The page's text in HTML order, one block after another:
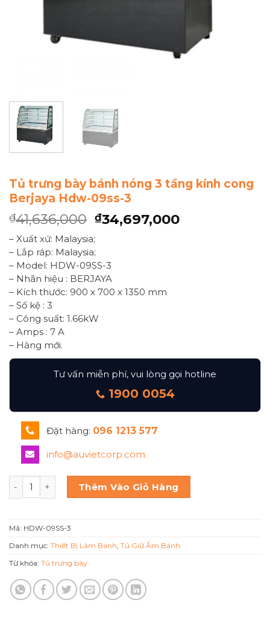
Tủ trưng bày bánh nóng 3 tầng kính cong
Berjaya Hdw-09ss-3
₫41,636,000 ₫34,697,000
– Xuất xứ: Malaysia;
– Lắp ráp: Malaysia;
– Model: HDW-09SS-3
– Nhãn hiệu : BERJAYA
– Kích thước: 900 x 700 x 1350 mm
– Số kệ : 3
– Công suất: 1.66kW
– Amps : 7 A
– Hàng mới.
Tư vấn miễn phí, vui lòng gọi hotline
1900 0054
Đặt hàng: 096 1213 577
info@auvietcorp.com
Tủ trưng bày bánh nóng 3 tầng kính cong Berjaya Hdw-
Thêm Vào Giỏ Hàng
Mã: HDW-09SS-3
Danh mục: Thiết Bị Làm Bánh Tủ Giữ Ấm Bánh
Từ khóa: Tủ trưng bày